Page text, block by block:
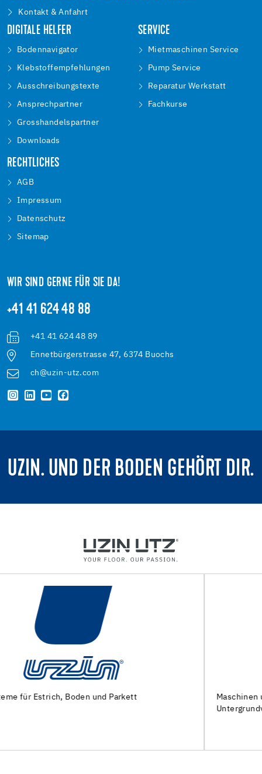
Kontakt & Anfahrt
DIGITALE HELFER
Bodennavigator
Klebstoffempfehlungen
Ausschreibungstexte
Ansprechpartner
Grosshandelspartner
Downloads
SERVICE
Mietmaschinen Service
Pump Service
Reparatur Werkstatt
Fachkurse
RECHTLICHES
AGB
Impressum
Datenschutz
Sitemap
WIR SIND GERNE FÜR SIE DA!
+41 41 624 48 88
+41 41 624 48 89
Ennetbürgerstrasse 47, 6374 Buochs
ch@uzin-utz.com
UZIN. UND DER BODEN GEHÖRT DIR.
Maschinen und Spezialwerkzeuge zur
Untergrundvorbereitung und Verlegung von Bodenbelägen